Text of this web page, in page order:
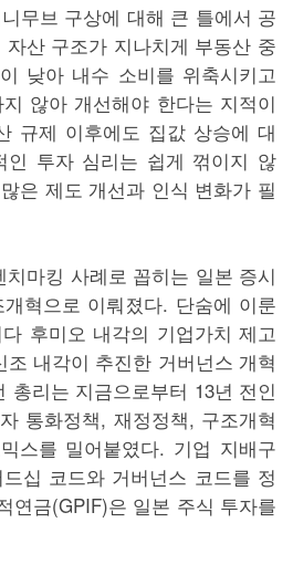
무브 구상에 대해 큰 틀에서 공
산 구조가 지나치게 부동산 중
낮아 내수 소비를 위축시키고
않아 개선해야 한다는 지적이
규제 이후에도 집값 상승에 대
인 투자 심리는 쉽게 꺾이지 않
은 제도 개선과 인식 변화가 필
마킹 사례로 꼽히는 일본 증시
혁으로 이뤄졌다. 단숨에 이룬
후미오 내각의 기업가치 제고
내각이 추진한 거버넌스 개혁
총리는 지금으로부터 13년 전인
통화정책, 재정정책, 구조개혁
스를 밀어붙였다. 기업 지배구
십 코드와 거버넌스 코드를 정
연금(GPIF)은 일본 주식 투자를